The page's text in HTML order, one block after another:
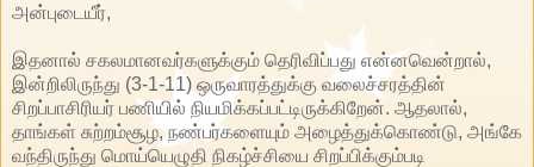
அன்புடையீர்,
இதனால் சகலமானவர்களுக்கும் தெரிவிப்பது என்னவென்றால்,
இன்றிலிருந்து (3-1-11) ஒருவாரத்துக்கு வலைச்சரத்தின்
சிறப்பாசிரியர் பணியில் நியமிக்கப்பட்டிருக்கிறேன். ஆதலால்,
தாங்கள் சுற்றம்சூழ, நண்பர்களையும் அழைத்துக்கொண்டு, அங்கே
வந்திருந்து மொய்யெழுதி நிகழ்ச்சியை சிறப்பிக்கும்படி